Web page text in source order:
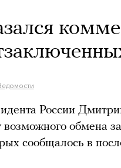
России
возможного обмена
сообщалось в